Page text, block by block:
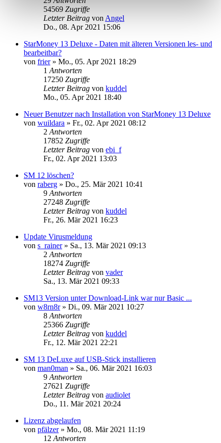
54569 Zugriffe
Letzter Beitrag von Angel
Do., 08. Apr 2021 15:06
StarMoney 13 Deluxe - Daten mit älteren Versionen les- und
bearbeitbar?
von frier» Mo., 05. Apr 2021 18:29
1 Antworten
17250 Zugriffe
Letzter Beitrag von kuddel
Mo., 05. Apr 2021 18:40
Neuer Benutzer nach Installation von StarMoney 13 Deluxe
von wuildara » Fr., 02. Apr 2021 08:12
2 Antworten
17852 Zugriffe
Letzter Beitrag von ebi_f
Fr., 02. Apr 2021 13:03
SM 12 löschen?
von raberg » Do., 25. Mär 2021 10:41
9 Antworten
27248 Zugriffe
Letzter Beitrag von kuddel
Fr., 26. Mär 2021 16:23
Update Virusmeldung
von s_rainer» Sa., 13. Mär 2021 09:13
2 Antworten
18274 Zugriffe
Letzter Beitrag von vader
Sa., 13. Mär 2021 09:33
SM13 Version unter Download-Link war nur Basic ...
von w8rn8r» Di., 09. Mär 2021 10:27
8 Antworten
25366 Zugriffe
Letzter Beitrag von kuddel
Fr., 12. Mär 2021 22:21
SM 13 DeLuxe auf USB-Stick installieren
von man0man » Sa., 06. Mär 2021 16:03
9 Antworten
27621 Zugriffe
Letzter Beitrag von audiolet
Do., 11. Mär 2021 20:24
Lizenz abgelaufen
von pfälzer» Mo., 08. Mär 2021 11:19
12 Antworten